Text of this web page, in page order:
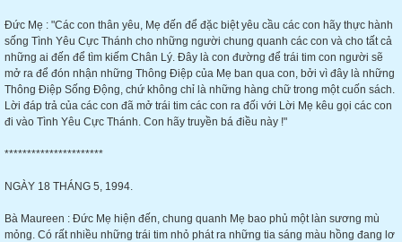
Đức Mẹ : "Các con thân yêu, Mẹ đến để đặc biệt yêu cầu các con hãy thực hành
sống Tình Yêu Cực Thánh cho những người chung quanh các con và cho tất cả
những ai đến để tìm kiếm Chân Lý. Đây là con đường để trái tim con người sẽ
mở ra để đón nhận những Thông Điệp của Mẹ ban qua con, bởi vì đây là những
Thông Điệp Sống Động, chứ không chỉ là những hàng chữ trong một cuốn sách.
Lời đáp trả của các con đã mở trái tim các con ra đối với Lời Mẹ kêu gọi các con
đi vào Tình Yêu Cực Thánh. Con hãy truyền bá điều này !"
**********************
NGÀY 18 THÁNG 5, 1994.
Bà Maureen : Đức Mẹ hiện đến, chung quanh Mẹ bao phủ một làn sương mù
mỏng. Có rất nhiều những trái tim nhỏ phát ra những tia sáng màu hồng đang lơ